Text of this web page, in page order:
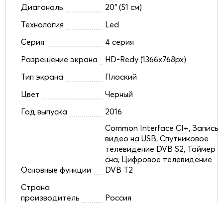
Диагональ
20" (51 см)
Технология
Led
Серия
4 серия
Разрешение экрана
HD-Redy (1366x768px)
Тип экрана
Плоский
Цвет
Черный
Год выпуска
2016
Основные функции
Common Interface CI+, Запись
видео на USB, Спутниковое
телевидение DVB S2, Таймер
сна, Цифровое телевидение
DVB T2
Страна
производитель
Россия